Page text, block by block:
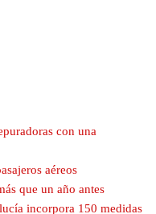
con una
aéreos
que un año antes
incorpora 150 medidas